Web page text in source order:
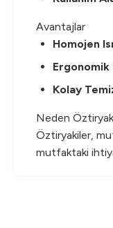
Avantajlar
Homojen Isı
Ergonomik
Kolay
Neden
Öztiryakiler,
mutfaktaki